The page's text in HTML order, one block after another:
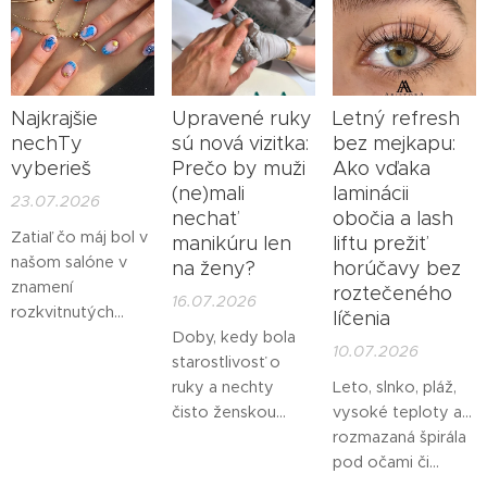
Najkrajšie
nechTy
vyberieš
23.07.2026
Zatiaľ čo máj bol v
našom salóne v
znamení
rozkvitnutých
Upravené ruky
sú nová vizitka:
Prečo by muži
(ne)mali
nechať
manikúru len
na ženy?
16.07.2026
Doby, kedy bola
starostlivosť o
ruky a nechty
čisto ženskou
Letný refresh
bez mejkapu:
Ako vďaka
laminácii
obočia a lash
liftu prežiť
horúčavy bez
roztečeného
líčenia
10.07.2026
Leto, slnko, pláž,
vysoké teploty a...
rozmazaná špirála
pod očami či